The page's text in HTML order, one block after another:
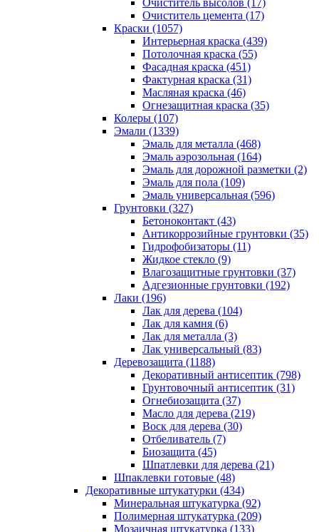
Очиститель высолов (17)
Очиститель цемента (17)
Краски (1057)
Интерьерная краска (439)
Потолочная краска (55)
Фасадная краска (451)
Фактурная краска (31)
Масляная краска (46)
Огнезащитная краска (35)
Колеры (107)
Эмали (1339)
Эмаль для металла (468)
Эмаль аэрозольная (164)
Эмаль для дорожной разметки (2)
Эмаль для пола (109)
Эмаль универсальная (596)
Грунтовки (327)
Бетоноконтакт (43)
Антикоррозийные грунтовки (35)
Гидрофобизаторы (11)
Жидкое стекло (9)
Влагозащитные грунтовки (37)
Адгезионные грунтовки (192)
Лаки (196)
Лак для дерева (104)
Лак для камня (6)
Лак для металла (3)
Лак универсальный (83)
Деревозащита (1188)
Декоративный антисептик (798)
Грунтовочный антисептик (31)
Огнебиозащита (37)
Масло для дерева (219)
Воск для дерева (30)
Отбеливатель (7)
Биозащита (45)
Шпатлевки для дерева (21)
Шпаклевки готовые (48)
Декоративные штукатурки (434)
Минеральная штукатурка (92)
Полимерная штукатурка (209)
Мозаичная штукатурка (133)